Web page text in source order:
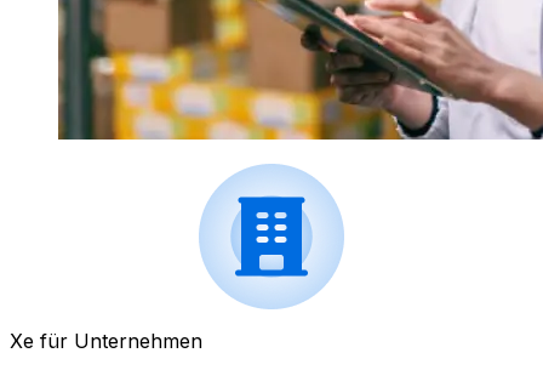
Xe für Unternehmen